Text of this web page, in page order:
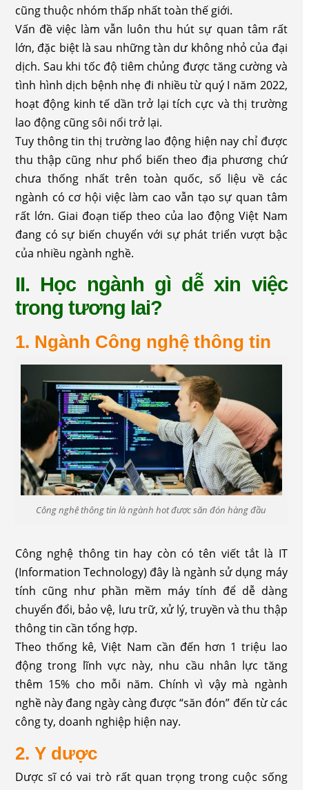
cũng thuộc nhóm thấp nhất toàn thế giới.
Vấn đề việc làm vẫn luôn thu hút sự quan tâm rất
lớn, đặc biệt là sau những tàn dư không nhỏ của đại
dịch. Sau khi tốc độ tiêm chủng được tăng cường và
tình hình dịch bệnh nhẹ đi nhiều từ quý I năm 2022,
hoạt động kinh tế dần trở lại tích cực và thị trường
lao động cũng sôi nổi trở lại.
Tuy thông tin thị trường lao động hiện nay chỉ được
thu thập cũng như phổ biến theo địa phương chứ
chưa thống nhất trên toàn quốc, số liệu về các
ngành có cơ hội việc làm cao vẫn tạo sự quan tâm
rất lớn. Giai đoạn tiếp theo của lao động Việt Nam
đang có sự biến chuyển với sự phát triển vượt bậc
của nhiều ngành nghề.
II. Học ngành gì dễ xin việc
trong tương lai?
1. Ngành Công nghệ thông tin
Công nghệ thông tin là ngành hot được săn đón hàng đầu
Công nghệ thông tin hay còn có tên viết tắt là IT
(Information Technology) đây là ngành sử dụng máy
tính cũng như phần mềm máy tính để dễ dàng
chuyển đổi, bảo vệ, lưu trữ, xử lý, truyền và thu thập
thông tin cần tổng hợp.
Theo thống kê, Việt Nam cần đến hơn 1 triệu lao
động trong lĩnh vực này, nhu cầu nhân lực tăng
thêm 15% cho mỗi năm. Chính vì vậy mà ngành
nghề này đang ngày càng được “săn đón” đến từ các
công ty, doanh nghiệp hiện nay.
2. Y dược
Dược sĩ có vai trò rất quan trọng trong cuộc sống